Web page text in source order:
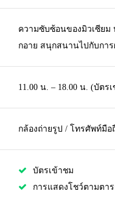
ความซับซ้อนของมิวเซียม
กอาย สนุกสนานไปกับกา
11.00 น. – 18.00 น. (บัตร
กล้องถ่ายรูป / โทรศัพท์มือ
บัตรเข้าชม
การแสดงโชว์ตามตา